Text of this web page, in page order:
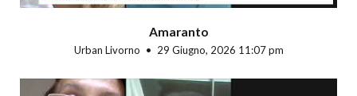
Amaranto
Urban Livorno 29 Giugno, 2026 11:07 pm